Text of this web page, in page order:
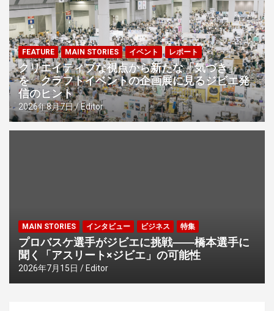
ン
FEATURE MAIN STORIES イベント レポート
クリエイティブな視点から新たな「気づき」
を クラフトイベントの企画展に見るジビエ発
信のヒント
2026年8月7日 Editor
MAIN STORIES インタビュー ビジネス 特集
プロバスケ選手がジビエに挑戦――橋本選手に
聞く「アスリート×ジビエ」の可能性
2026年7月15日 Editor